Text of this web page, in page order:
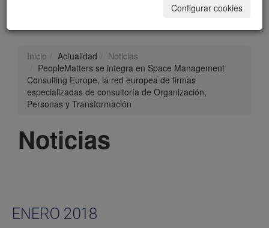
Inicio Actualidad
Noticias
PeopleMatters se integra en Space Management
Consulting Europe, la red europea de firmas
especializadas de consultoría de Organización,
Personas y Transformación
Noticias
ENERO 2018
Configurar cookies